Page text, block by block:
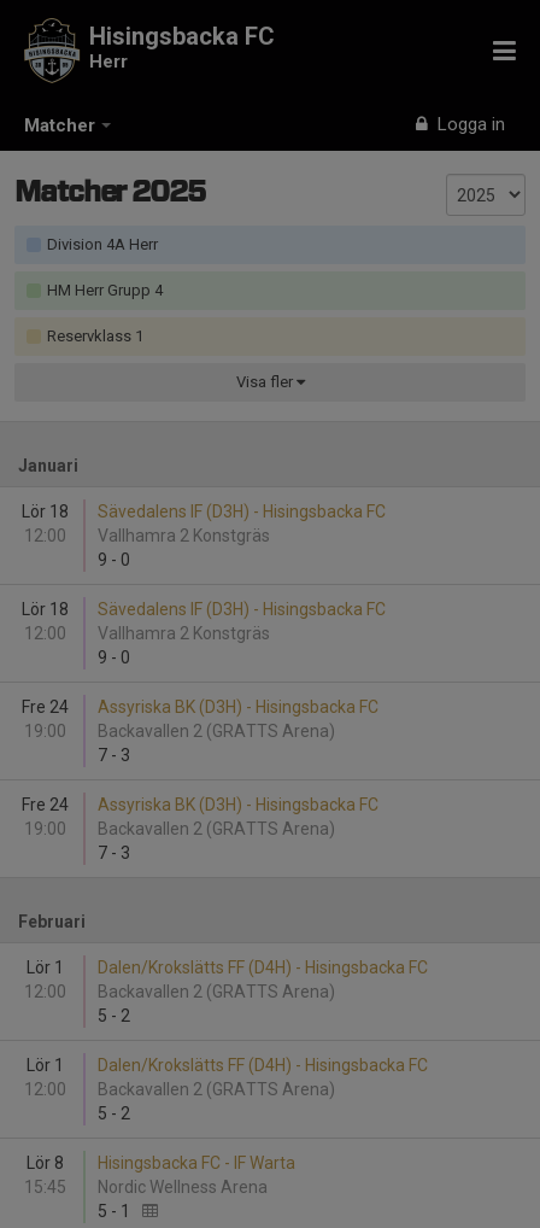
Matcher Logga in
Hisingsbacka FC
Herr
Matcher 2025
Division 4A Herr
HM Herr Grupp 4
Reservklass 1
Visa fler
Januari
Lör 18
12:00
Sävedalens IF (D3H) - Hisingsbacka FC
Vallhamra 2 Konstgräs
9 - 0
Lör 18
12:00
Sävedalens IF (D3H) - Hisingsbacka FC
Vallhamra 2 Konstgräs
9 - 0
Fre 24
19:00
Assyriska BK (D3H) - Hisingsbacka FC
Backavallen 2 (GRATTS Arena)
7 - 3
Fre 24
19:00
Assyriska BK (D3H) - Hisingsbacka FC
Backavallen 2 (GRATTS Arena)
7 - 3
Februari
Lör 1
12:00
Dalen/Krokslätts FF (D4H) - Hisingsbacka FC
Backavallen 2 (GRATTS Arena)
5 - 2
Lör 1
12:00
Dalen/Krokslätts FF (D4H) - Hisingsbacka FC
Backavallen 2 (GRATTS Arena)
5 - 2
Lör 8
15:45
Hisingsbacka FC - IF Warta
Nordic Wellness Arena
5 - 1